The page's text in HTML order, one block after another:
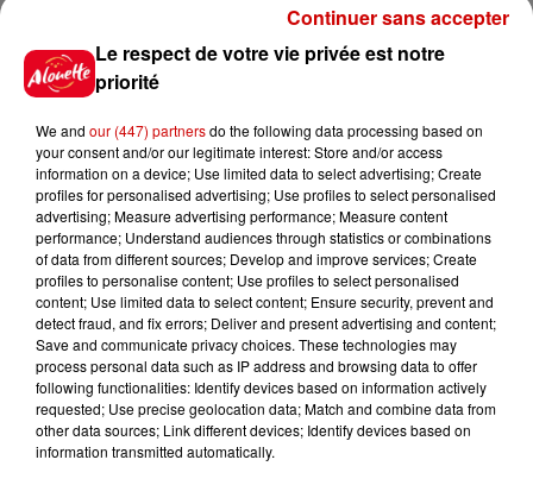
Jeux
Gagnez vos places pour le
Festival du Roi Arthur 2026 !
Gagnez vos entrées pour le
Musée du Sport Automobile au
Mans !
Alouette vous invite à
Le respect de votre vie privée est notre
priorité
We and our (447) partnersdo the following data processing based on
your consent and/or our legitimate interest: Store and/or access
information on a device; Use limited data to select advertising; Create
profiles for personalised advertising; Use profiles to select personalised
advertising; Measure advertising performance; Measure content
performance; Understand audiences through statistics or combinations
of data from different sources; Develop and improve services; Create
profiles to personalise content; Use profiles to select personalised
content; Use limited data to select content; Ensure security, prevent and
detect fraud, and fix errors; Deliver and present advertising and content;
Save and communicate privacy choices. These technologies may
process personal data such as IP address and browsing data to offer
following functionalities: Identify devices based on information actively
requested; Use precise geolocation data; Match and combine data from
other data sources; Link different devices; Identify devices based on
information transmitted automatically.
Continuer sans accepter